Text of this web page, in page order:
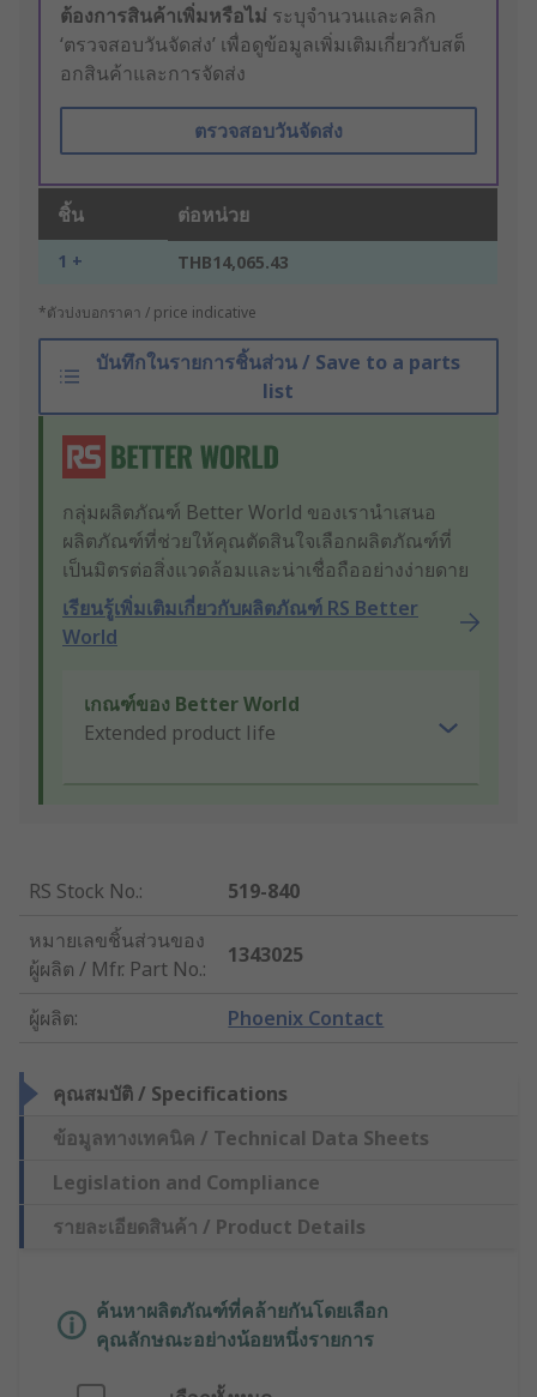
ต้องการสินค้าเพิ่มหรือไม่ ระบุจำนวนและคลิก
‘ตรวจสอบวันจัดส่ง’ เพื่อดูข้อมูลเพิ่มเติมเกี่ยวกับสต็
อกสินค้าและการจัดส่ง
ตรวจสอบวันจัดส่ง
ชิ้น ต่อหน่วย
1 + THB14,065.43
*ตัวบ่งบอกราคา / price indicative
บันทึกในรายการชิ้นส่วน / Save to a parts
list
กลุ่มผลิตภัณฑ์ Better World ของเรานำเสนอ
ผลิตภัณฑ์ที่ช่วยให้คุณตัดสินใจเลือกผลิตภัณฑ์ที่
เป็นมิตรต่อสิ่งแวดล้อมและน่าเชื่อถืออย่างง่ายดาย
เรียนรู้เพิ่มเติมเกี่ยวกับผลิตภัณฑ์ RS Better
World
เกณฑ์ของ Better World
Extended product life
RS Stock No.:
519-840
หมายเลขชิ้นส่วนของ
ผู้ผลิต / Mfr. Part No.:
1343025
ผู้ผลิต: Phoenix Contact
คุณสมบัติ / Specifications
ข้อมูลทางเทคนิค / Technical Data Sheets
Legislation and Compliance
รายละเอียดสินค้า / Product Details
ค้นหาผลิตภัณฑ์ที่คล้ายกันโดยเลือก
คุณลักษณะอย่างน้อยหนึ่งรายการ